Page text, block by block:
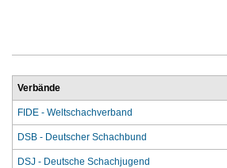
Verbände
FIDE - Weltschachverband
DSB - Deutscher Schachbund
DSJ - Deutsche Schachjugend